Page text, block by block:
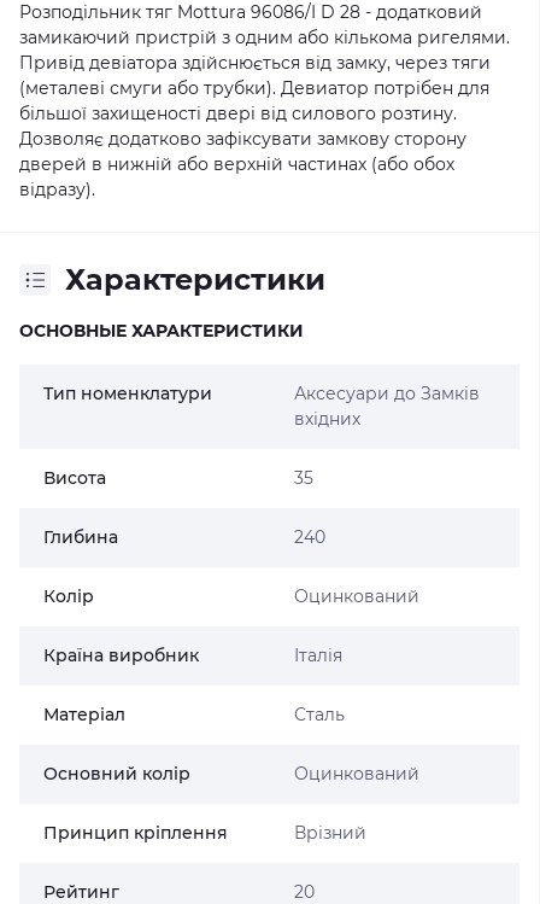
Розподільник тяг Mottura 96086/I D 28 - додатковий
замикаючий пристрій з одним або кількома ригелями.
Привід девіатора здійснюється від замку, через тяги
(металеві смуги або трубки). Девиатор потрібен для
більшої захищеності двері від силового розтину.
Дозволяє додатково зафіксувати замкову сторону
дверей в нижній або верхній частинах (або обох
відразу).
Характеристики
ОСНОВНЫЕ ХАРАКТЕРИСТИКИ
Тип номенклатури
Аксесуари до Замків
вхідних
Висота 35
Глибина 240
Колір Оцинкований
Країна виробник Італія
Матеріал Сталь
Основний колір Оцинкований
Принцип кріплення Врізний
Рейтинг 20